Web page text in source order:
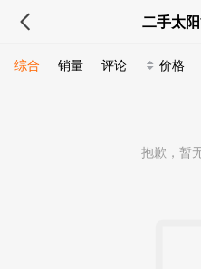
二手太
综合 销量 评论 价格
抱歉，暂